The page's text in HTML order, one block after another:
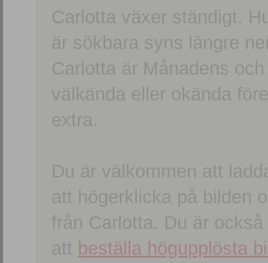
Carlotta växer ständigt.
är sökbara syns längre
Carlotta är Månadens
välkända eller okända
extra.
Du är välkommen att
att högerklicka på bilden
från Carlotta. Du är
att beställa högupplösta